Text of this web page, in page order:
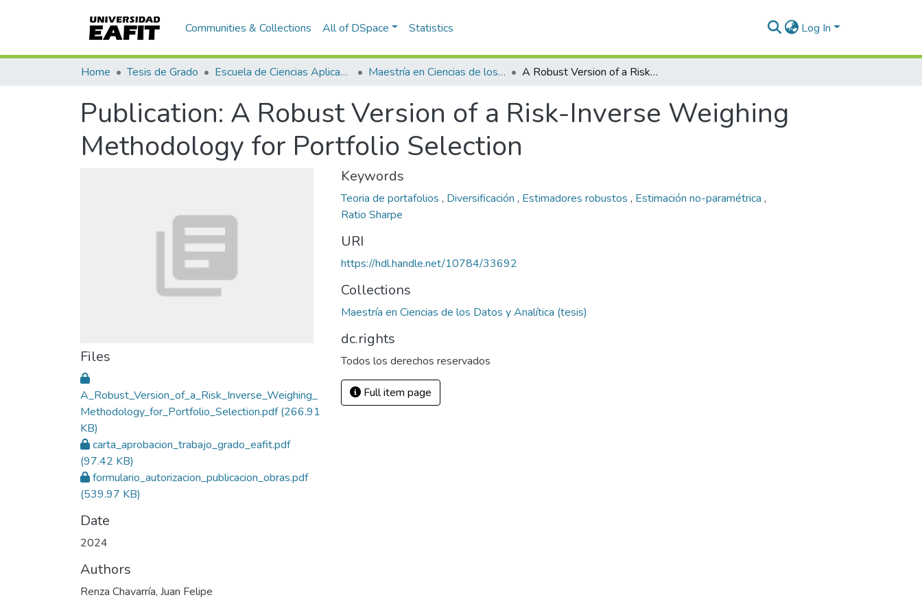
Communities & Collections All of DSpace Statistics Log In
Home Tesis de Grado Escuela de Ciencias Aplicadas e Ingeniería Maestría en Ciencias de los Datos y Analítica (tesis) A Robust Version of a Risk-Inverse Weighing Methodology for Portfolio Selection
Publication: A Robust Version of a Risk-Inverse Weighing
Methodology for Portfolio Selection
Files
A_Robust_Version_of_a_Risk_Inverse_Weighing_
Methodology_for_Portfolio_Selection.pdf(266.91
KB)
carta_aprobacion_trabajo_grado_eafit.pdf
(97.42 KB)
formulario_autorizacion_publicacion_obras.pdf
(539.97 KB)
Date
2024
Authors
Renza Chavarría, Juan Felipe
Keywords
Teoria de portafolios , Diversificación , Estimadores robustos , Estimación no-paramétrica ,
Ratio Sharpe
URI
https://hdl.handle.net/10784/33692
Collections
Maestría en Ciencias de los Datos y Analítica (tesis)
dc.rights
Todos los derechos reservados
Full item page